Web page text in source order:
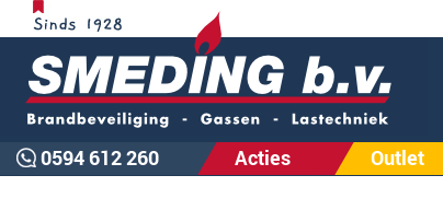
0594 612 260 Acties Outlet